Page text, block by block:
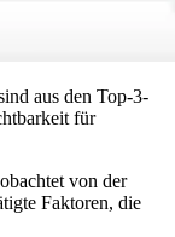
aus den Top-3-
für
von der
Faktoren, die